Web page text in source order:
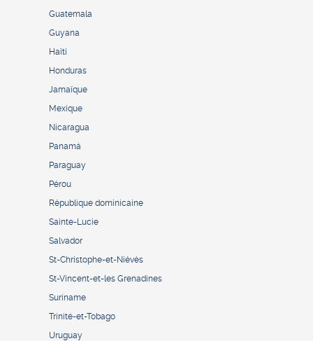
Guatemala
Guyana
Haïti
Honduras
Jamaïque
Mexique
Nicaragua
Panamá
Paraguay
Pérou
République dominicaine
Sainte-Lucie
Salvador
St-Christophe-et-Niévès
St-Vincent-et-les Grenadines
Suriname
Trinité-et-Tobago
Uruguay